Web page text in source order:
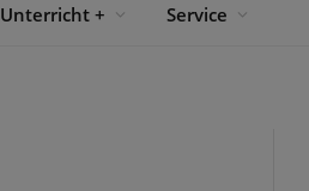
Unterricht + Service